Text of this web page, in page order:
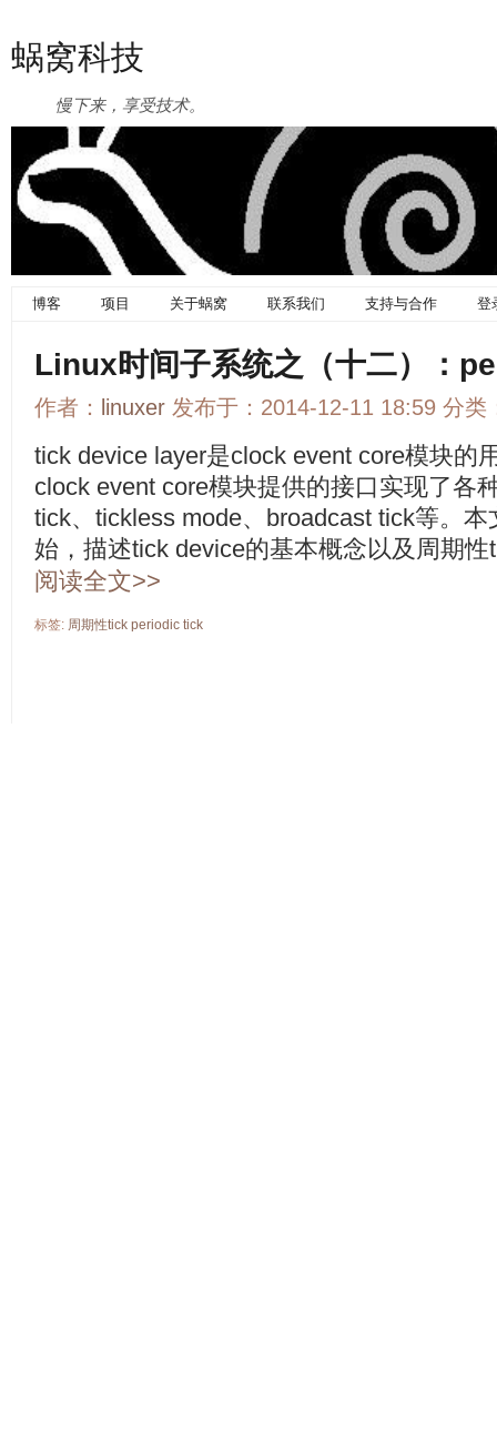
蜗窝科技
慢下来，享受技术。
博客 项目 关于蜗窝 联系我们 支持与合作 登
Linux时间子系统之（十二）：
作者： linuxer 发布于：2014-12-11 18:59 分类
tick device layer是clock event core模块的
clock event core模块提供的接口实现了各
tick、tickless mode、broadcast tick等。
始，描述tick device的基本概念以及周期
阅读全文>>
标签: 周期性tick periodic tick